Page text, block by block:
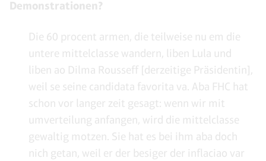
Demonstrationen?
Die 60 procent armen, die teilweise nu em die
untere mittelclasse wandern, liben Lula und
liben ao Dilma Rousseff [derzeitige Präsidentin],
weil se seine candidata favorita va. Aba FHC hat
schon vor langer zeit gesagt: wenn wir mit
umverteilung anfangen, wird die mittelclasse
gewaltig motzen. Sie hat es bei ihm aba doch
nich getan, weil er der besiger der inflaciao var